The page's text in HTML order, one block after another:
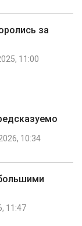
за
11:00
10:34
11:47